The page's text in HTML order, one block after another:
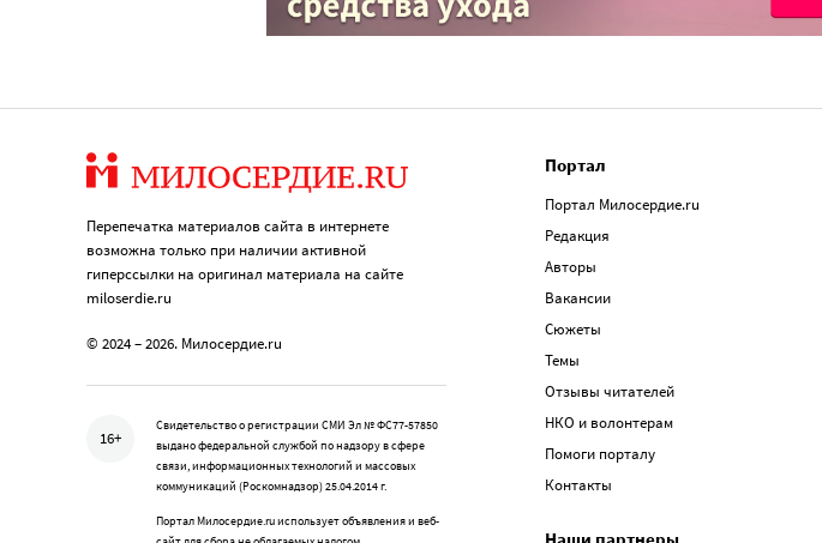
Перепечатка материалов сайта в интернете
возможна только при наличии активной
гиперссылки на оригинал материала на сайте
miloserdie.ru
© 2024 – 2026. Милосердие.ru
16+
Свидетельство о регистрации СМИ Эл № ФС77-57850
выдано федеральной службой по надзору в сфере
связи, информационных технологий и массовых
коммуникаций (Роскомнадзор) 25.04.2014 г.
Портал Милосердие.ru использует объявления и веб-
Портал
Портал Милосердие.ru
Редакция
Авторы
Вакансии
Сюжеты
Темы
Отзывы читателей
НКО и волонтерам
Помоги порталу
Контакты